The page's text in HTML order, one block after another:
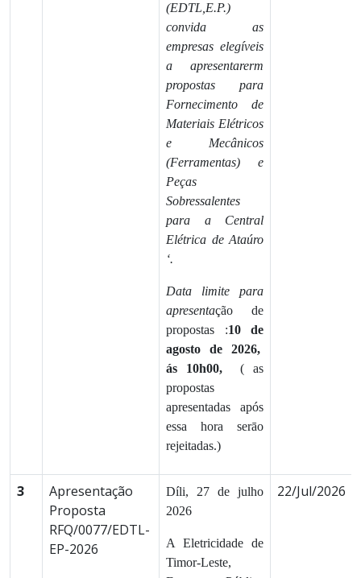
(EDTL,E.P.)
convida as
empresas elegíveis
a apresentarerm
propostas para
Fornecimento de
Materiais Elétricos
e Mecânicos
(Ferramentas) e
Peças
Sobressalentes
para a Central
Elétrica de Ataúro
‘.
Data limite para
apresentação de
propostas :10 de
agosto de 2026,
ás 10h00, ( as
propostas
apresentadas após
essa hora serāo
rejeitadas.)
3
Apresentação
Proposta
RFQ/0077/EDTL-
EP-2026
Díli, 27 de julho
2026
A Eletricidade de
Timor-Leste,
22/Jul/2026